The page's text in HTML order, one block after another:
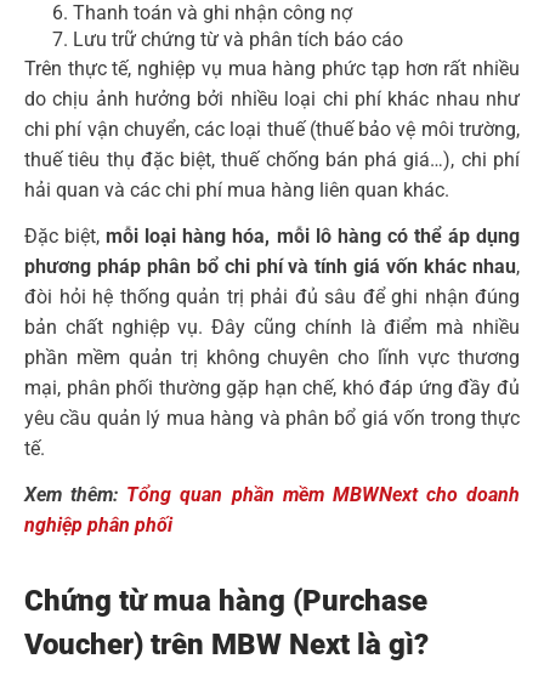
Thanh toán và ghi nhận công nợ
Lưu trữ chứng từ và phân tích báo cáo
Trên thực tế, nghiệp vụ mua hàng phức tạp hơn rất nhiều
do chịu ảnh hưởng bởi nhiều loại chi phí khác nhau như
chi phí vận chuyển, các loại thuế (thuế bảo vệ môi trường,
thuế tiêu thụ đặc biệt, thuế chống bán phá giá…), chi phí
hải quan và các chi phí mua hàng liên quan khác.
Đặc biệt,mỗi loại hàng hóa, mỗi lô hàng có thể áp dụng
phương pháp phân bổ chi phí và tính giá vốn khác nhau,
đòi hỏi hệ thống quản trị phải đủ sâu để ghi nhận đúng
bản chất nghiệp vụ. Đây cũng chính là điểm mà nhiều
phần mềm quản trị không chuyên cho lĩnh vực thương
mại, phân phối thường gặp hạn chế, khó đáp ứng đầy đủ
yêu cầu quản lý mua hàng và phân bổ giá vốn trong thực
tế.
Xem thêm: Tổng quan phần mềm MBWNext cho doanh
nghiệp phân phối
Chứng từ mua hàng (Purchase
Voucher) trên MBW Next là gì?